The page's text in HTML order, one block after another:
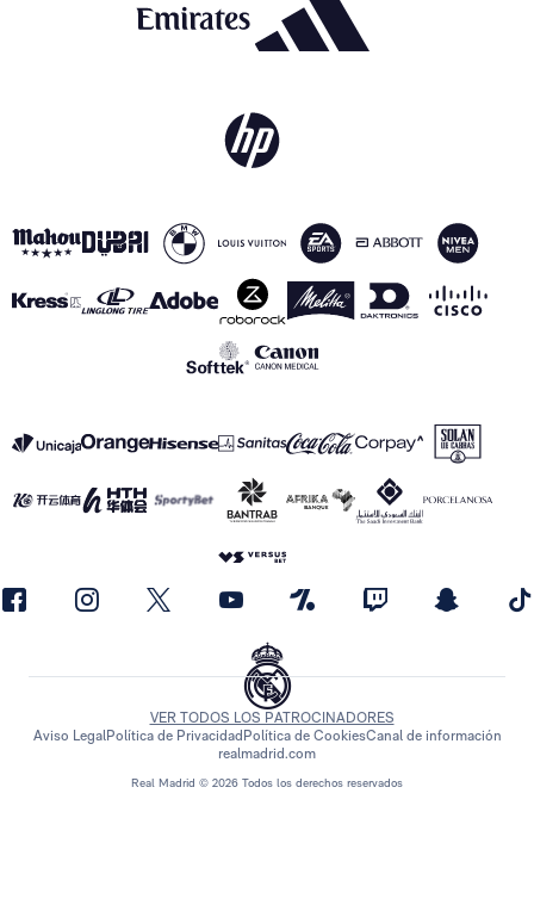
Real Madrid © 2026 Todos los derechos reservados
VER TODOS LOS PATROCINADORES
Aviso LegalPolítica de Privacidad Política de CookiesCanal de información
realmadrid.com